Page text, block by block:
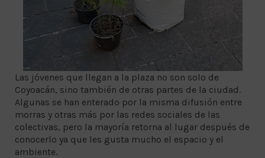
Las jóvenes que llegan a la plaza no son solo de
Coyoacán, sino también de otras partes de la ciudad.
Algunas se han enterado por la misma difusión entre
morras y otras más por las redes sociales de las
colectivas, pero la mayoría retorna al lugar después de
conocerlo ya que les gusta mucho el espacio y el
ambiente.